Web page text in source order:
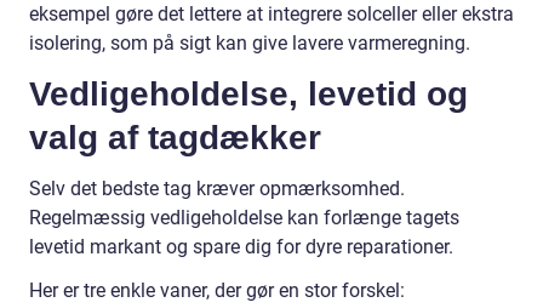
eksempel gøre det lettere at integrere solceller eller ekstra
isolering, som på sigt kan give lavere varmeregning.
Vedligeholdelse, levetid og
valg af tagdækker
Selv det bedste tag kræver opmærksomhed.
Regelmæssig vedligeholdelse kan forlænge tagets
levetid markant og spare dig for dyre reparationer.
Her er tre enkle vaner, der gør en stor forskel: